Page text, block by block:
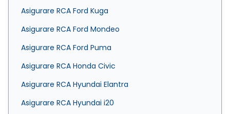
Asigurare RCA Ford Kuga
Asigurare RCA Ford Mondeo
Asigurare RCA Ford Puma
Asigurare RCA Honda Civic
Asigurare RCA Hyundai Elantra
Asigurare RCA Hyundai i20